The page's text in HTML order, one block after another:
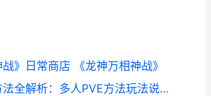
战》日常商店 《龙神万相神战》
《古魂》多人方法全解析：多人PVE方法玩法说明 魂血古戒